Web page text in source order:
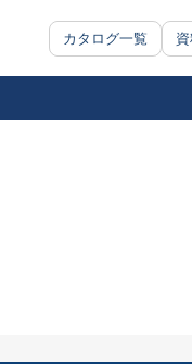
カタログ一覧